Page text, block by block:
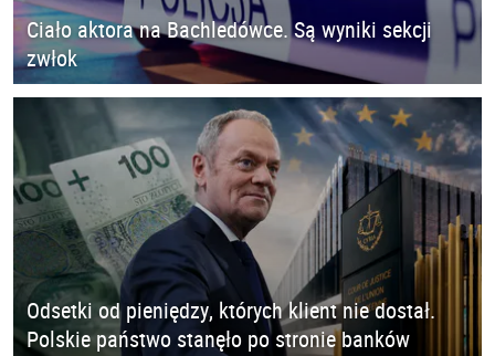
Ciało aktora na Bachledówce. Są wyniki sekcji
zwłok
Odsetki od pieniędzy, których klient nie dostał.
Polskie państwo stanęło po stronie banków